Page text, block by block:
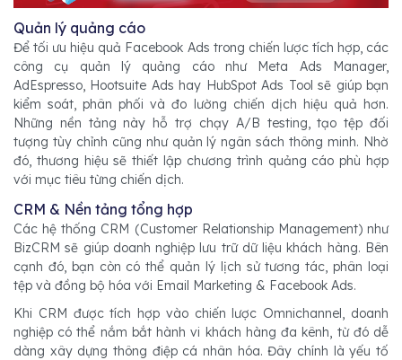
Quản lý quảng cáo
Để tối ưu hiệu quả Facebook Ads trong chiến lược tích hợp, các
công cụ quản lý quảng cáo như Meta Ads Manager,
AdEspresso, Hootsuite Ads hay HubSpot Ads Tool sẽ giúp bạn
kiểm soát, phân phối và đo lường chiến dịch hiệu quả hơn.
Những nền tảng này hỗ trợ chạy A/B testing, tạo tệp đối
tượng tùy chỉnh cũng như quản lý ngân sách thông minh. Nhờ
đó, thương hiệu sẽ thiết lập chương trình quảng cáo phù hợp
với mục tiêu từng chiến dịch.
CRM & Nền tảng tổng hợp
Các hệ thống CRM (Customer Relationship Management) như
BizCRM sẽ giúp doanh nghiệp lưu trữ dữ liệu khách hàng. Bên
cạnh đó, bạn còn có thể quản lý lịch sử tương tác, phân loại
tệp và đồng bộ hóa với Email Marketing & Facebook Ads.
Khi CRM được tích hợp vào chiến lược Omnichannel, doanh
nghiệp có thể nắm bắt hành vi khách hàng đa kênh, từ đó dễ
dàng xây dựng thông điệp cá nhân hóa. Đây chính là yếu tố